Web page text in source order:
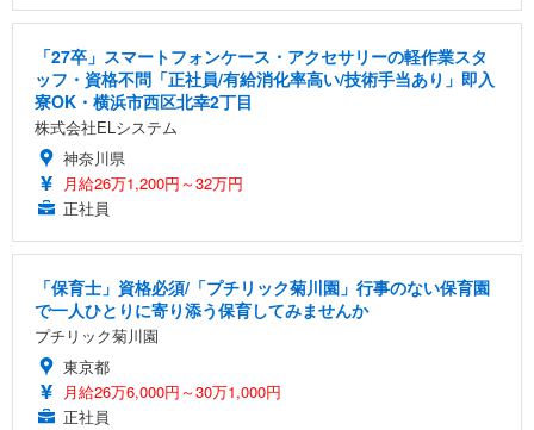
「27卒」スマートフォンケース・アクセサリーの軽作業スタ
ッフ・資格不問「正社員/有給消化率高い/技術手当あり」即入
寮OK・横浜市西区北幸2丁目
株式会社ELシステム
神奈川県
月給26万1,200円～32万円
正社員
「保育士」資格必須/「プチリック菊川園」行事のない保育園
で一人ひとりに寄り添う保育してみませんか
プチリック菊川園
東京都
月給26万6,000円～30万1,000円
正社員